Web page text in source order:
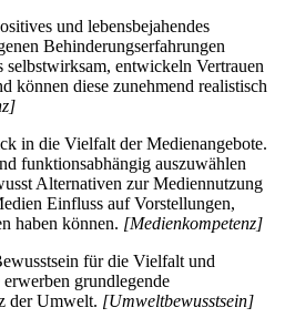
und lebensbejahendes
Behinderungserfahrungen
selbstwirksam, entwickeln Vertrauen
können diese zunehmend realistisch
in die Vielfalt der Medienangebote.
funktionsabhängig auszuwählen
Alternativen zur Mediennutzung
Einfluss auf Vorstellungen,
haben können. [Medienkompetenz]
für die Vielfalt und
grundlegende
der Umwelt. [Umweltbewusstsein]